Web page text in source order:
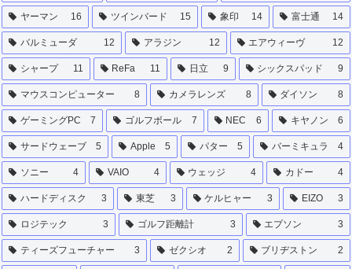
ヤーマン 16 ツインバード 15 象印 14 富士通 14
バルミューダ 12 アラジン 12 エアウィーヴ 12
シャープ 11 ReFa 11 日立 9 シックスパッド 9
マウスコンピューター 8 カメラレンズ 8 ダイソン 8
ゲーミングPC 7 ゴルフボール 7 NEC 6 キヤノン 6
サードウェーブ 5 Apple 5 パター 5 バーミキュラ 4
ソニー 4 VAIO 4 ウェッジ 4 カドー 4
ハードディスク 3 東芝 3 ケルヒャー 3 EIZO 3
ロジテック 3 ゴルフ距離計 3 エプソン 3
ティーズフューチャー 3 ゼクシオ 2 ブリヂストン 2